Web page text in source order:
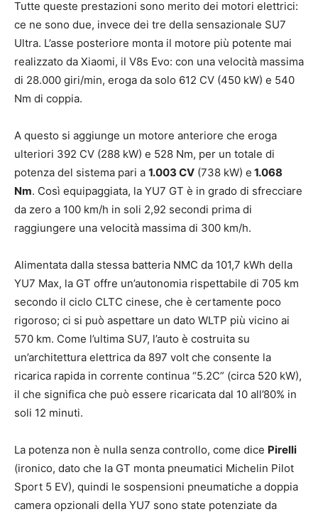
Tutte queste prestazioni sono merito dei motori elettrici:
ce ne sono due, invece dei tre della sensazionale SU7
Ultra. L’asse posteriore monta il motore più potente mai
realizzato da Xiaomi, il V8s Evo: con una velocità massima
di 28.000 giri/min, eroga da solo 612 CV (450 kW) e 540
Nm di coppia.
A questo si aggiunge un motore anteriore che eroga
ulteriori 392 CV (288 kW) e 528 Nm, per un totale di
potenza del sistema pari a 1.003 CV (738 kW) e 1.068
Nm. Così equipaggiata, la YU7 GT è in grado di sfrecciare
da zero a 100 km/h in soli 2,92 secondi prima di
raggiungere una velocità massima di 300 km/h.
Alimentata dalla stessa batteria NMC da 101,7 kWh della
YU7 Max, la GT offre un’autonomia rispettabile di 705 km
secondo il ciclo CLTC cinese, che è certamente poco
rigoroso; ci si può aspettare un dato WLTP più vicino ai
570 km. Come l’ultima SU7, l’auto è costruita su
un’architettura elettrica da 897 volt che consente la
ricarica rapida in corrente continua “5.2C” (circa 520 kW),
il che significa che può essere ricaricata dal 10 all’80% in
soli 12 minuti.
La potenza non è nulla senza controllo, come dice Pirelli
(ironico, dato che la GT monta pneumatici Michelin Pilot
Sport 5 EV), quindi le sospensioni pneumatiche a doppia
camera opzionali della YU7 sono state potenziate da